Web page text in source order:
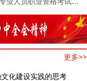
更多>>
化建设实践的思考